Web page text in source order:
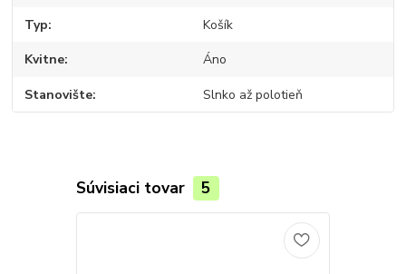
Typ Košík
Kvitne Áno
Stanovište Slnko až polotieň
Súvisiaci tovar 5